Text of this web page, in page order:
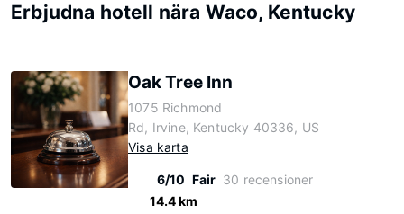
Erbjudna hotell nära Waco, Kentucky
Oak Tree Inn
1075 Richmond
Rd, Irvine, Kentucky 40336, US
Visa karta
6/10 Fair 30 recensioner
14.4 km